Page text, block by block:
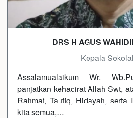
DRS H AGUS
- Kepala
Assalamualaikum Wr.
panjatkan kehadirat Allah Swt,
Rahmat, Taufiq, Hidayah, serta
kita semua,…